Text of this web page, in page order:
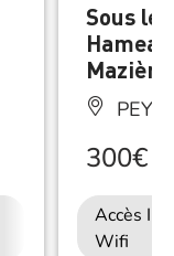
Sous
Mazière
300€/
Accès
Wifi